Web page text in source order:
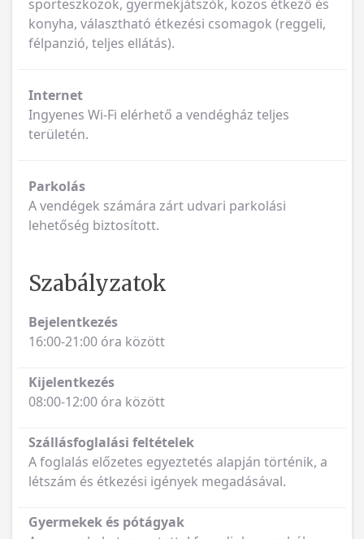
sporteszközök, gyermekjátszók, közös étkező és
konyha, választható étkezési csomagok (reggeli,
félpanzió, teljes ellátás).
Internet
Ingyenes Wi-Fi elérhető a vendégház teljes
területén.
Parkolás
A vendégek számára zárt udvari parkolási
lehetőség biztosított.
Szabályzatok
Bejelentkezés
16:00-21:00 óra között
Kijelentkezés
08:00-12:00 óra között
Szállásfoglalási feltételek
A foglalás előzetes egyeztetés alapján történik, a
létszám és étkezési igények megadásával.
Gyermekek és pótágyak